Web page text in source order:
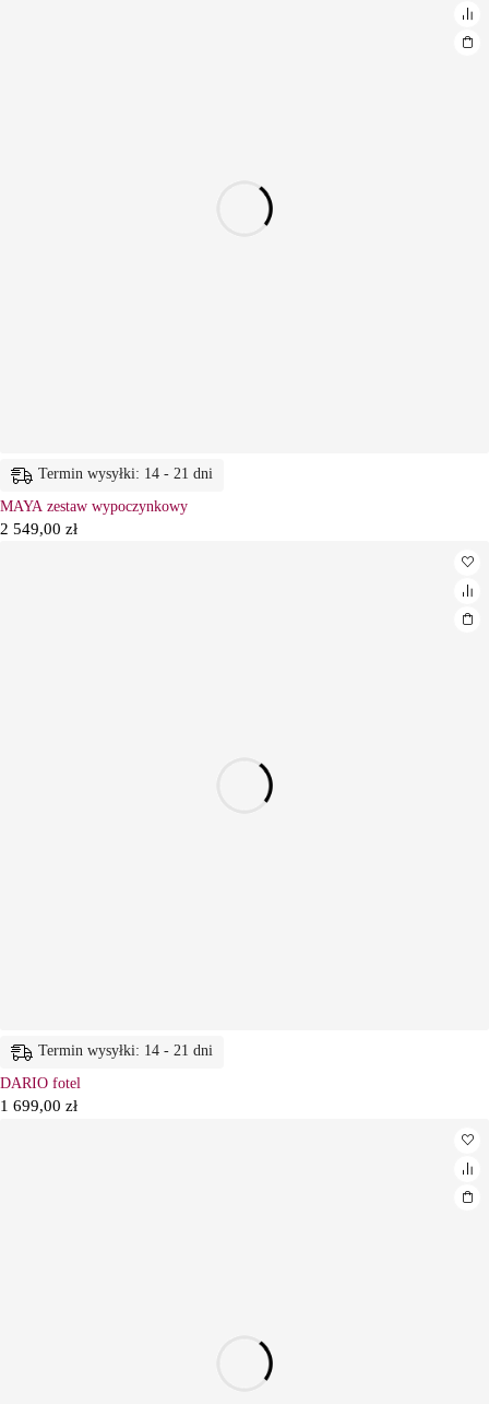
Termin wysyłki: 14 - 21 dni
MAYA zestaw wypoczynkowy
2 549,00 zł
Termin wysyłki: 14 - 21 dni
DARIO fotel
1 699,00 zł